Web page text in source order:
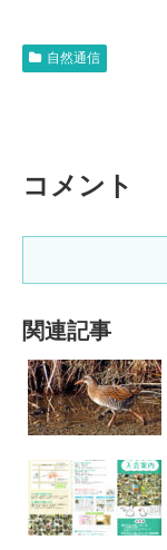
自然通信
コメント
関連記事